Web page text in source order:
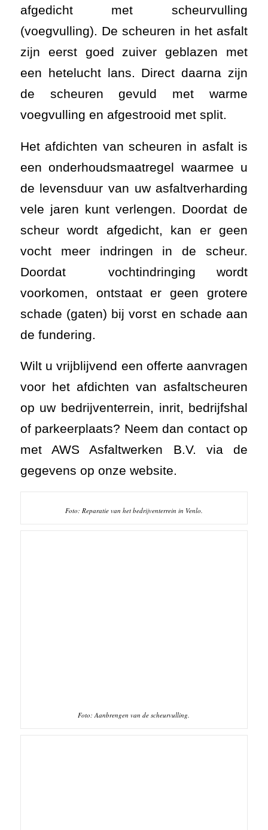
afgedicht met scheurvulling
(voegvulling). De scheuren in het asfalt
zijn eerst goed zuiver geblazen met
een hetelucht lans. Direct daarna zijn
de scheuren gevuld met warme
voegvulling en afgestrooid met split.
Het afdichten van scheuren in asfalt is
een onderhoudsmaatregel waarmee u
de levensduur van uw asfaltverharding
vele jaren kunt verlengen. Doordat de
scheur wordt afgedicht, kan er geen
vocht meer indringen in de scheur.
Doordat vochtindringing wordt
voorkomen, ontstaat er geen grotere
schade (gaten) bij vorst en schade aan
de fundering.
Wilt u vrijblijvend een offerte aanvragen
voor het afdichten van asfaltscheuren
op uw bedrijventerrein, inrit, bedrijfshal
of parkeerplaats? Neem dan contact op
met AWS Asfaltwerken B.V. via de
gegevens op onze website.
Foto: Reparatie van het bedrijventerrein in Venlo.